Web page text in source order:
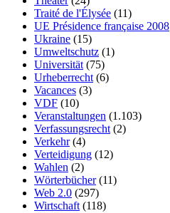
Traité de l'Élysée (11)
UE Présidence française 2008
Ukraine (15)
Umweltschutz (1)
Universität(75)
Urheberrecht(6)
Vacances (3)
VDF (10)
Veranstaltungen (1.103)
Verfassungsrecht(2)
Verkehr(4)
Verteidigung (12)
Wahlen (2)
Wörterbücher(11)
Web 2.0 (297)
Wirtschaft(118)